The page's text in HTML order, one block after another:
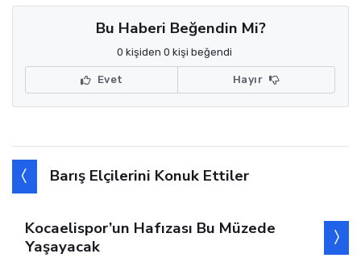
Bu Haberi Beğendin Mi?
0 kişiden 0 kişi beğendi
Evet Hayır
Barış Elçilerini Konuk Ettiler
Kocaelispor’un Hafızası Bu Müzede
Yaşayacak